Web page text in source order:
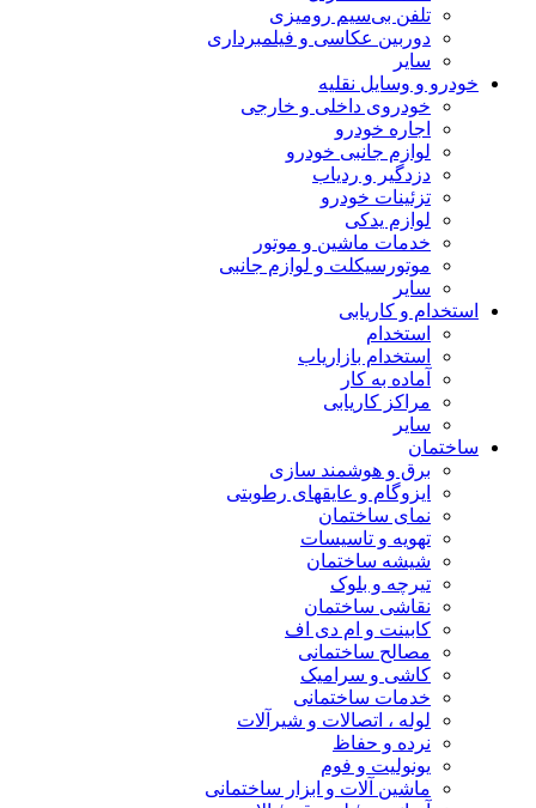
تلفن بی‌سیم رومیزی
دوربین عکاسی و فیلمبرداری
سایر
خودرو و وسایل نقلیه
خودروی داخلی و خارجی
اجاره خودرو
لوازم جانبی خودرو
دزدگیر و ردیاب
تزئینات خودرو
لوازم یدکی
خدمات ماشین و موتور
موتورسیکلت و لوازم جانبی
سایر
استخدام و کاریابی
استخدام
استخدام بازاریاب
آماده به کار
مراکز کاریابی
سایر
ساختمان
برق و هوشمند سازی
ایزوگام و عایقهای رطوبتی
نمای ساختمان
تهویه و تاسیسات
شیشه ساختمان
تیرچه و بلوک
نقاشی ساختمان
کابینت و ام دی اف
مصالح ساختمانی
کاشی و سرامیک
خدمات ساختمانی
لوله ، اتصالات و شیرآلات
نرده و حفاظ
یونولیت و فوم
ماشین آلات و ابزار ساختمانی